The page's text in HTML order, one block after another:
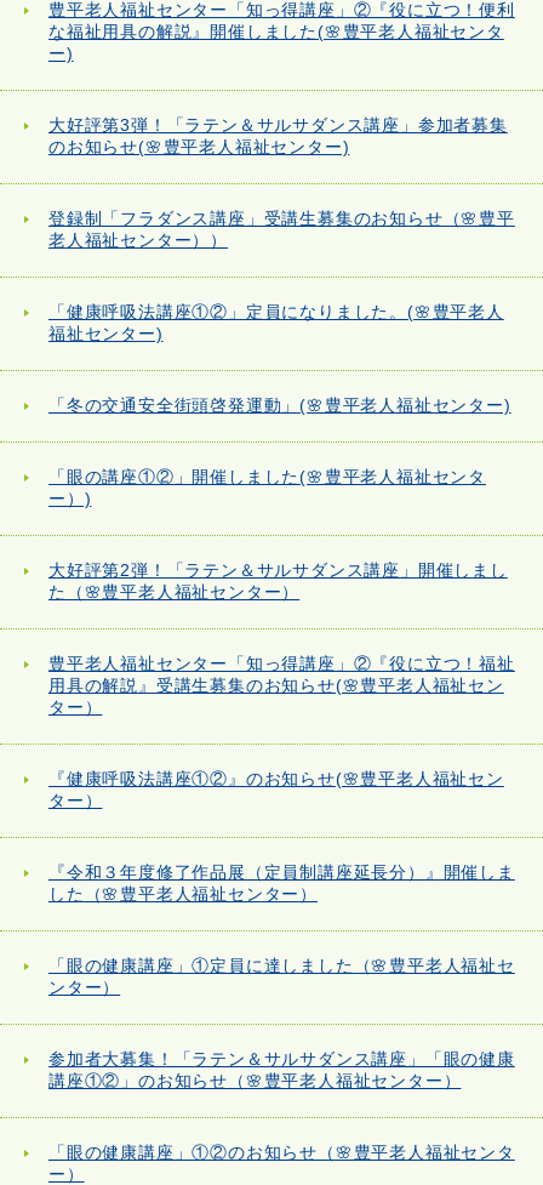
豊平老人福祉センター「知っ得講座」②『役に立つ！便利
な福祉用具の解説』開催しました(🌸豊平老人福祉センタ
ー)
大好評第3弾！「ラテン＆サルサダンス講座」参加者募集
のお知らせ(🌸豊平老人福祉センター)
登録制「フラダンス講座」受講生募集のお知らせ（🌸豊平
老人福祉センター））
「健康呼吸法講座①②」定員になりました。(🌸豊平老人
福祉センター)
「冬の交通安全街頭啓発運動」(🌸豊平老人福祉センター)
「眼の講座①②」開催しました(🌸豊平老人福祉センタ
ー）)
大好評第2弾！「ラテン＆サルサダンス講座」開催しまし
た（🌸豊平老人福祉センター）
豊平老人福祉センター「知っ得講座」②『役に立つ！福祉
用具の解説』受講生募集のお知らせ(🌸豊平老人福祉セン
ター）
『健康呼吸法講座①②』のお知らせ(🌸豊平老人福祉セン
ター）
『令和３年度修了作品展（定員制講座延長分）』開催しま
した（🌸豊平老人福祉センター）
「眼の健康講座」①定員に達しました（🌸豊平老人福祉セ
ンター）
参加者大募集！「ラテン＆サルサダンス講座」「眼の健康
講座①②」のお知らせ（🌸豊平老人福祉センター）
「眼の健康講座」①②のお知らせ（🌸豊平老人福祉センタ
ー）